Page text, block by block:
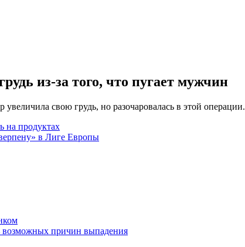
из-за того, что пугает мужчин
свою грудь, но разочаровалась в этой операции.
на продуктах
в Лиге Европы
причин выпадения